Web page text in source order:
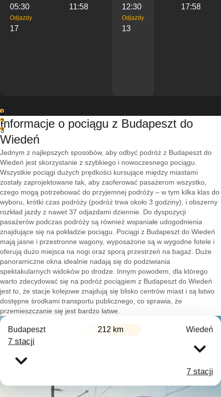
05:30 11:58
Odjazdy
17
12:30 17:58
Odjazdy
13
1
2
3
Informacje o pociągu z Budapeszt do
Wiedeń
Jednym z najlepszych sposobów, aby odbyć podróż z Budapeszt do
Wiedeń jest skorzystanie z szybkiego i nowoczesnego pociągu.
Wszystkie pociągi dużych prędkości kursujące między miastami
zostały zaprojektowane tak, aby zaoferować pasażerom wszystko,
czego mogą potrzebować do przyjemnej podróży – w tym kilka klas do
wyboru, krótki czas podróży (podróż trwa około 3 godziny), i obszerny
rozkład jazdy z nawet 37 odjazdami dziennie. Do dyspozycji
pasażerów podczas podróży są również wspaniałe udogodnienia
znajdujące się na pokładzie pociągu. Pociągi z Budapeszt do Wiedeń
mają jasne i przestronne wagony, wyposażone są w wygodne fotele i
oferują dużo miejsca na nogi oraz sporą przestrzeń na bagaż. Duże
panoramiczne okna idealnie nadają się do podziwiania
spektakularnych widoków po drodze. Innym powodem, dla którego
warto zdecydować się na podróż pociągiem z Budapeszt do Wiedeń
jest to, że stacje kolejowe znajdują się blisko centrów miast i są łatwo
dostępne środkami transportu publicznego, co sprawia, że
przemieszczanie się jest bardzo łatwe.
Budapeszt 212 km Wiedeń
7 stacji
7 stacji